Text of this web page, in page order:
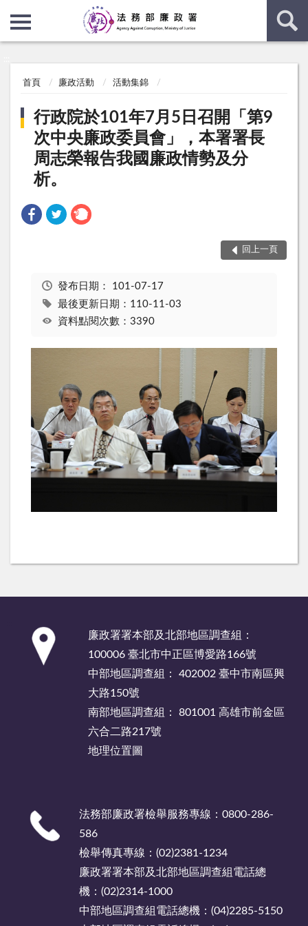
首頁 廉政活動 活動集錦
行政院於101年7月5日召開「第9
次中央廉政委員會」，本署署長
周志榮報告我國廉政情勢及分
析。
回上一頁
發布日期： 101-07-17
最後更新日期：110-11-03
資料點閱次數：3390
廉政署署本部及北部地區調查組：
100006 臺北市中正區博愛路166號
中部地區調查組： 402002 臺中市南區興
大路150號
南部地區調查組： 801001 高雄市前金區
六合二路217號
地理位置圖
法務部廉政署檢舉服務專線：0800-286-
586
檢舉傳真專線：(02)2381-1234
廉政署署本部及北部地區調查組電話總
機：(02)2314-1000
中部地區調查組電話總機：(04)2285-5150